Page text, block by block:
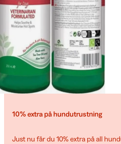
10% extra på hundutrustning
Just nu får du 10% extra på all